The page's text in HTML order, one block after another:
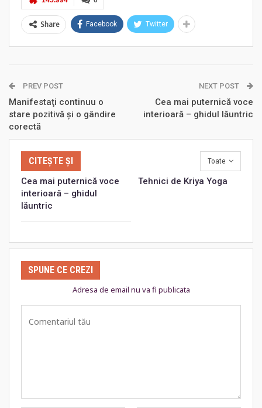
Share Facebook Twitter
PREV POST
Manifestaţi continuu o
stare pozitivă şi o gândire
corectă
NEXT POST
Cea mai puternică voce
interioară – ghidul lăuntric
Toate
CITEȘTE ȘI
Cea mai puternică voce
interioară – ghidul
lăuntric
Tehnici de Kriya Yoga
SPUNE CE CREZI
Adresa de email nu va fi publicata